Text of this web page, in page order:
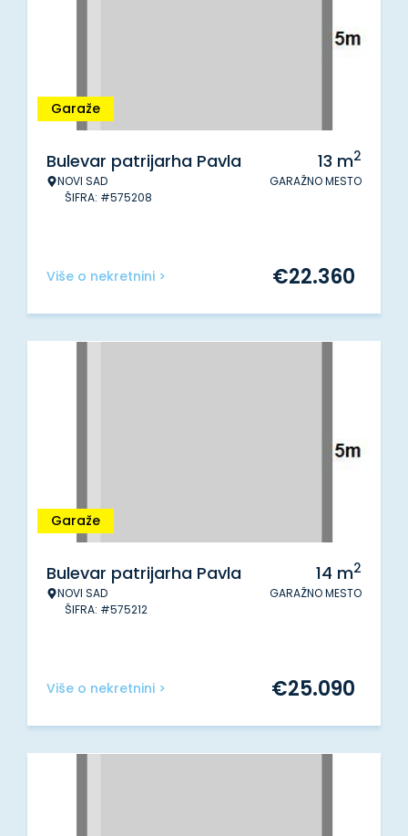
Garaže
Bulevar patrijarha Pavla
NOVI SAD
ŠIFRA: #575208
13 m2
GARAŽNO MESTO
Više o nekretnini > €22.360
Garaže
Bulevar patrijarha Pavla
NOVI SAD
ŠIFRA: #575212
14 m2
GARAŽNO MESTO
Više o nekretnini > €25.090